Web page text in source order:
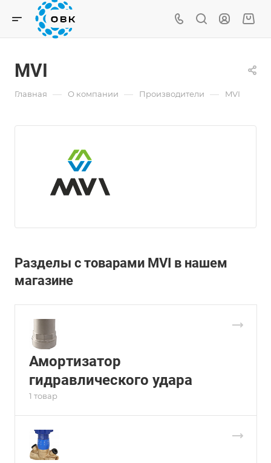
MVI
Главная — О компании — Производители — MVI
Разделы с товарами MVI в нашем
магазине
Амортизатор
гидравлического удара
1 товар